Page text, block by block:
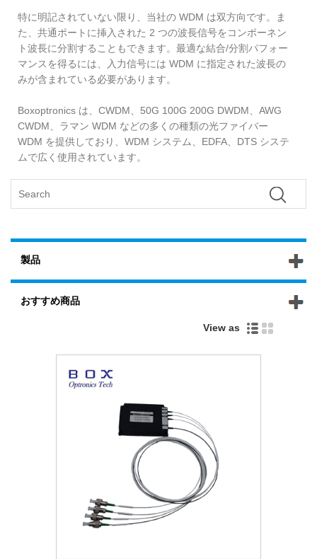
特に明記されていない限り、当社の WDM は双方向です。ま
た、共通ポートに挿入された 2 つの波長信号をコンポーネン
ト波長に分割することもできます。最適な結合/分割パフォー
マンスを得るには、入力信号には WDM に指定された波長の
みが含まれている必要があります。
Boxoptronics は、CWDM、50G 100G 200G DWDM、AWG
CWDM、ラマン WDM などの多くの種類の光ファイバー
WDM を提供しており、WDM システム、EDFA、DTS システ
ムで広く使用されています。
製品
おすすめ商品
View as